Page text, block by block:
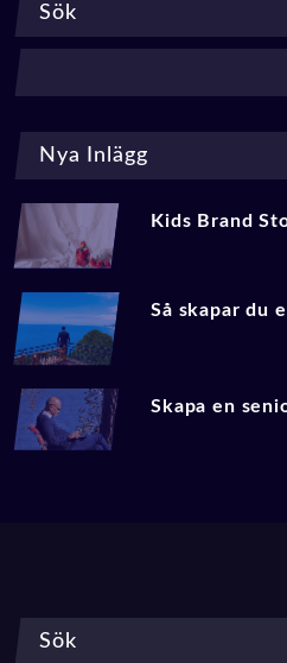
Sök
Nya Inlägg
Skapa en
Sök